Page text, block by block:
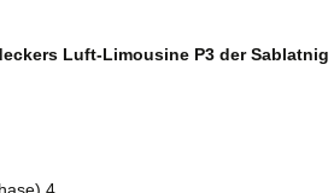
Luft-Limousine P3 der Sablatnig